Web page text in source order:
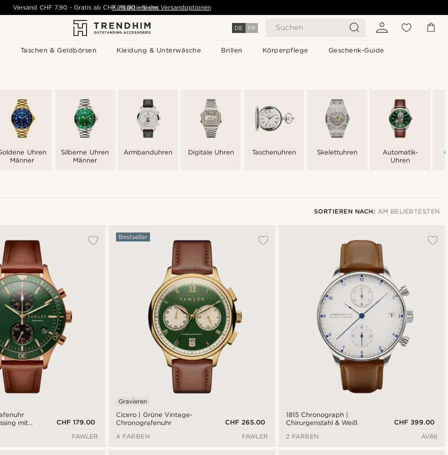
DE FR Suchen
Taschen & Geldbörsen Kleidung & Unterwäsche Brillen Körperpflege Geschenk-Guide
Versand CHF 7.90 - Gratis ab CHF 75.00 - Siehe Versandoptionen
Kontaktiere uns
Uhren
Männer
Silberne Uhren
Männer
Armbanduhren Digitale Uhren Taschenuhren Skelettuhren
Automatik-
Uhren
SORTIEREN NACH: AM BELIEBTESTEN
Neuste
Niedrigster Preis
Höchster Preis
mit
CHF 179.00
FAWLER
Cicero | Grüne Vintage-
Chronografenuhr
Bestseller
Gravieren
CHF 265.00
4 FARBEN
FAWLER
1815 Chronograph |
Chirurgenstahl & Weiß
CHF 399.00
2 FARBEN
AV86